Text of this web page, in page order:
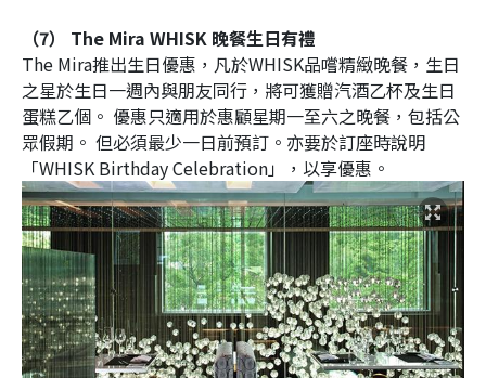
（7） The Mira WHISK 晚餐生日有禮
The Mira推出生日優惠，凡於WHISK品嚐精緻晚餐，生日
之星於生日一週內與朋友同行，將可獲贈汽酒乙杯及生日
蛋糕乙個。 優惠只適用於惠顧星期一至六之晚餐，包括公
眾假期。 但必須最少一日前預訂。亦要於訂座時說明
「WHISK Birthday Celebration」，以享優惠。